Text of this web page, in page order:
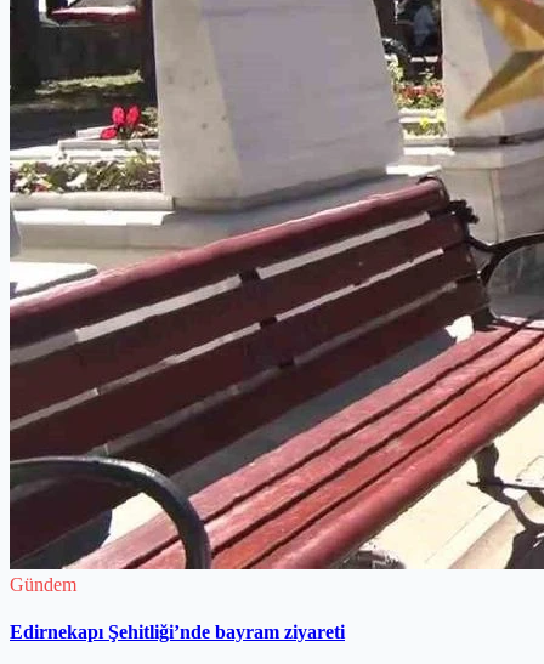
Gündem
Edirnekapı Şehitliği’nde bayram ziyareti